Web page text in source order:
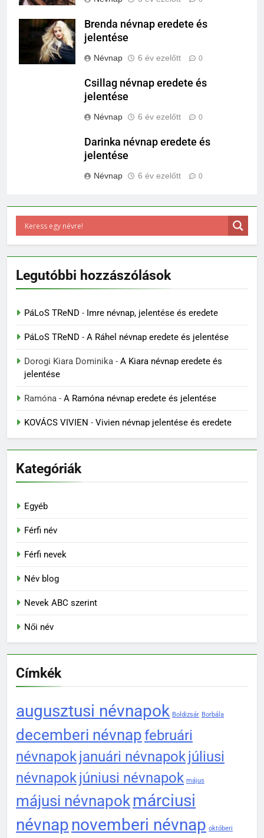
Brenda névnap eredete és
jelentése
Névnap 6 év ezelőtt 0
Csillag névnap eredete és
jelentése
Névnap 6 év ezelőtt 0
Darinka névnap eredete és
jelentése
Névnap 6 év ezelőtt 0
Legutóbbi hozzászólások
PáLoS TReND - Imre névnap, jelentése és eredete
PáLoS TReND - A Ráhel névnap eredete és jelentése
Dorogi Kiara Dominika - A Kiara névnap eredete és
jelentése
Ramóna - A Ramóna névnap eredete és jelentése
KOVÁCS VIVIEN - Vivien névnap jelentése és eredete
Kategóriák
Egyéb
Férfi név
Férfi nevek
Név blog
Nevek ABC szerint
Női név
Címkék
augusztusi névnapok Boldizsár Borbála
decemberi névnapfebruári
névnapokjanuári névnapokjúliusi
névnapokjúniusi névnapok május
májusi névnapokmárciusi
névnap novemberi névnap októberi